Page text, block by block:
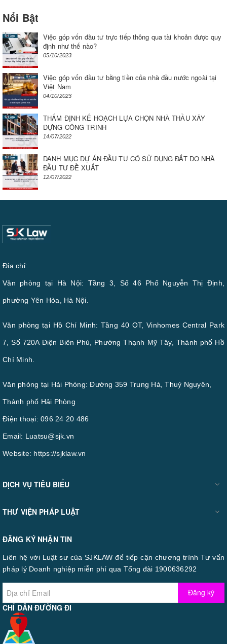
Nổi Bật
Việc góp vốn đầu tư trực tiếp thông qua tài khoản được quy
định như thế nào?
05/10/2023
Việc góp vốn đầu tư bằng tiền của nhà đầu nước ngoài tại
Việt Nam
04/10/2023
THẨM ĐỊNH KẾ HOẠCH LỰA CHỌN NHÀ THẦU XÂY
DỰNG CÔNG TRÌNH
14/07/2022
DANH MỤC DỰ ÁN ĐẦU TƯ CÓ SỬ DỤNG ĐẤT DO NHÀ
ĐẦU TƯ ĐỀ XUẤT
12/07/2022
Địa chỉ:
Văn phòng tại Hà Nội: Tầng 3, Số 46 Phố Nguyễn Thị Định,
phường Yên Hòa, Hà Nội.
Văn phòng tại Hồ Chí Minh: Tầng 40 OT, Vinhomes Central Park
7, Số 720A Điện Biên Phủ, Phường Thạnh Mỹ Tây, Thành phố Hồ
Chí Minh.
Văn phòng tại Hải Phòng: Đường 359 Trung Hà, Thuỷ Nguyên,
Thành phố Hải Phòng
Điện thoại: 096 24 20 486
Email: Luatsu@sjk.vn
Website: https://sjklaw.vn
DỊCH VỤ TIÊU BIỂU
THƯ VIỆN PHÁP LUẬT
ĐĂNG KÝ NHẬN TIN
Liên hệ với Luật sư của SJKLAW để tiếp cận chương trình Tư vấn
pháp lý Doanh nghiệp miễn phí qua Tổng đài 1900636292
Đăng ký
CHỈ DẪN ĐƯỜNG ĐI